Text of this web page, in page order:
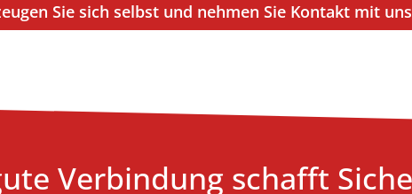
Sie sich selbst und nehmen Sie Kontakt mit
Verbindung schafft